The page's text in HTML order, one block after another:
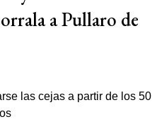
a Pullaro de